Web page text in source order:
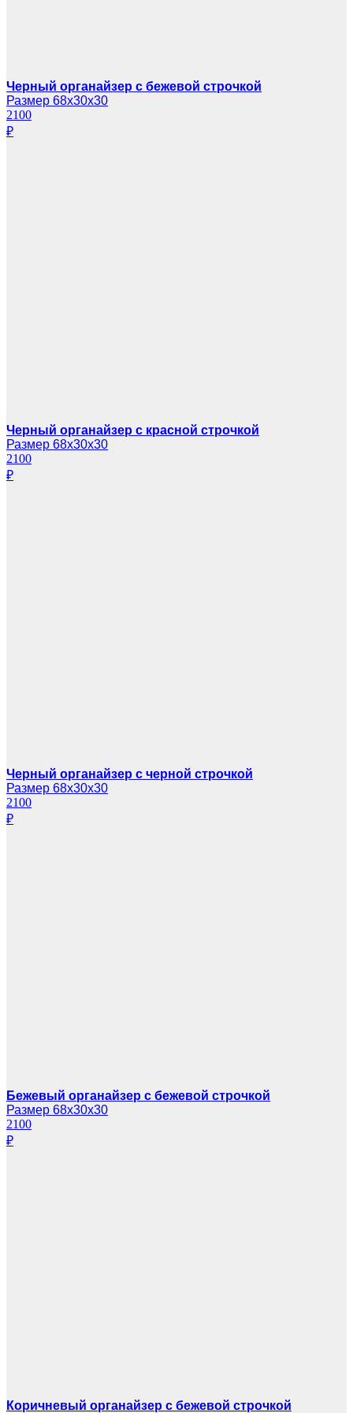
Черный органайзер с бежевой строчкой
Размер 68х30х30
2100
₽
Черный органайзер с красной строчкой
Размер 68х30х30
2100
₽
Черный органайзер с черной строчкой
Размер 68х30х30
2100
₽
Бежевый органайзер с бежевой строчкой
Размер 68х30х30
2100
₽
Коричневый органайзер с бежевой строчкой